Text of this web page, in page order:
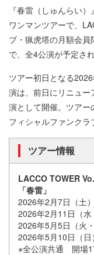
『春雷（しゅんらい
ワンマンツアーで、
ブ・猟虎塔の月額会
で、全4公演が予定され
ツアー初日となる
演は、前日にリニュ
演として開催。ツアー
フィシャルファンクラ
ツアー情報
LACCO TOWER
「春雷」
2026年2月7日（土
2026年2月11日（
2026年5月5日（火
2026年5月10日（
※全公演共通 開場